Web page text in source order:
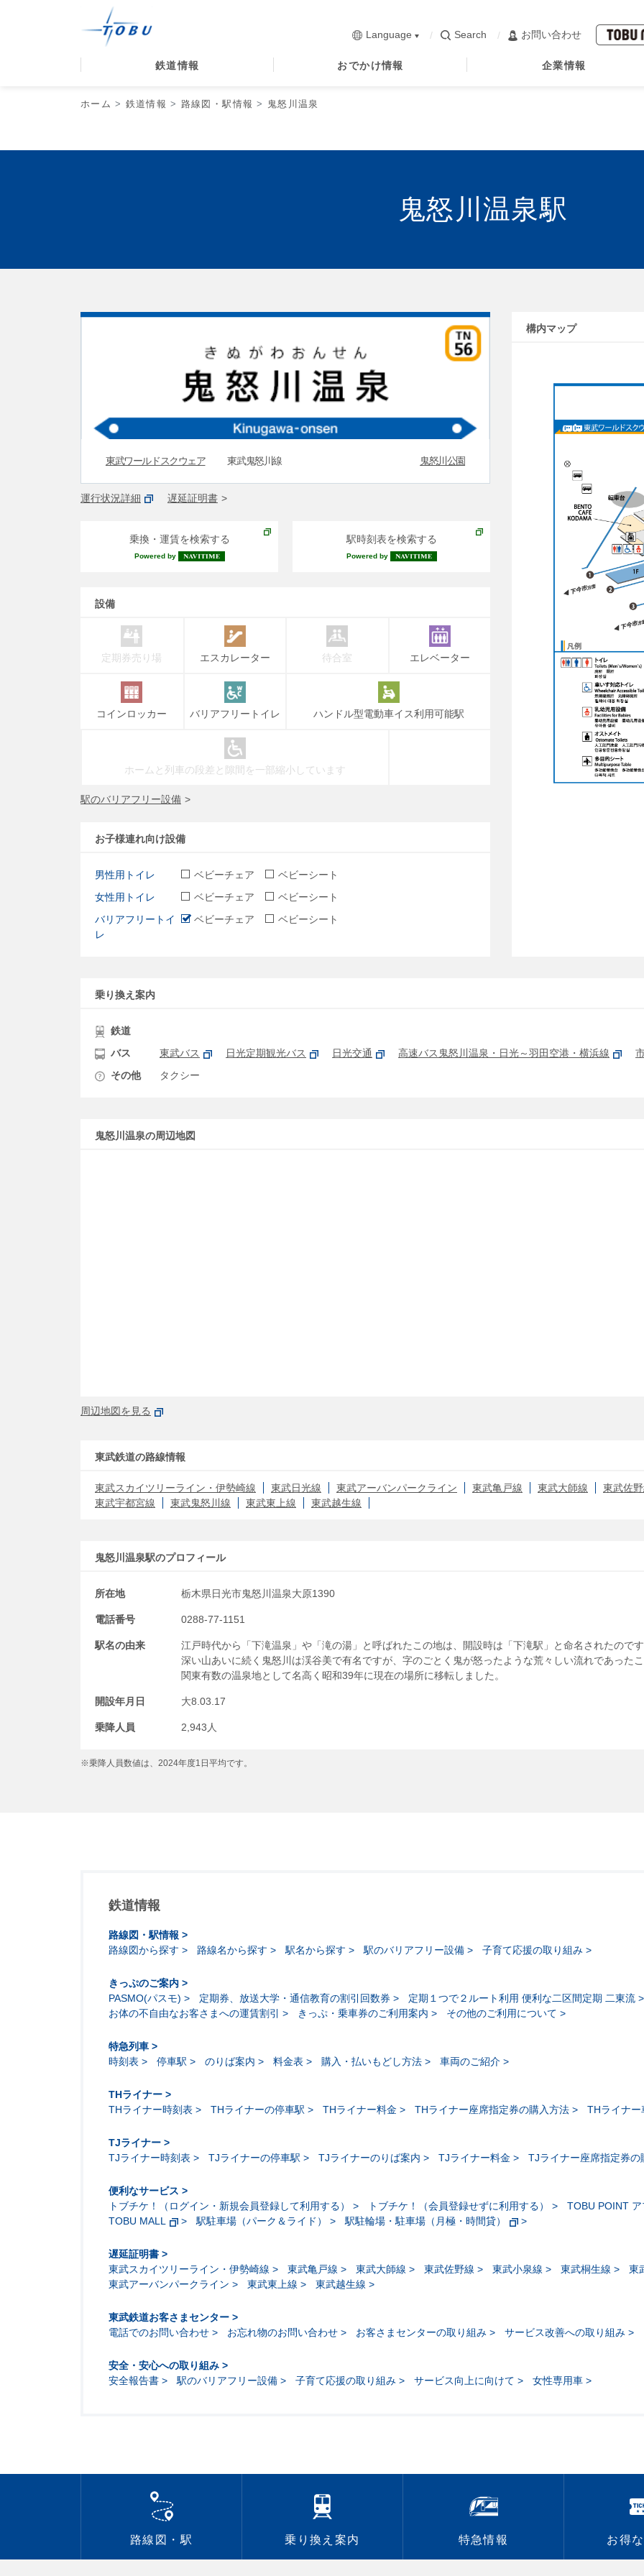
鉄道情報 おでかけ情報 企業情報
Language Search お問い合わせ
ホーム 鉄道情報 路線図・駅情報 鬼怒川温泉
鬼怒川温泉駅
東武ワールドスクウェア 東武鬼怒川線 鬼怒川公園
運行状況詳細 遅延証明書
乗換・運賃を検索する
Powered by
駅時刻表を検索する
Powered by
設備
定期券売り場 エスカレーター 待合室 エレベーター
コインロッカー バリアフリートイレ ハンドル型電動車イス利用可能駅
ホームと列車の段差と隙間を一部縮小しています
駅のバリアフリー設備
お子様連れ向け設備
男性用トイレ ベビーチェア
ベビーシート
女性用トイレ
ベビーチェア
ベビーシート
バリアフリートイ
レ
ベビーチェア ベビーシート
構内マップ
乗り換え案内
鉄道
バス
東武バス 日光定期観光バス 日光交通 高速バス鬼怒川温泉・日光～羽田空港・横浜線
その他
タクシー
鬼怒川温泉の周辺地図
周辺地図を見る
東武鉄道の路線情報
東武スカイツリーライン・伊勢崎線 東武日光線 東武アーバンパークライン 東武亀戸線 東武大師線 東武佐
東武宇都宮線
東武鬼怒川線 東武東上線 東武越生線
鬼怒川温泉駅のプロフィール
所在地 栃木県日光市鬼怒川温泉大原1390
電話番号 0288-77-1151
駅名の由来
江戸時代から「下滝温泉」や「滝の湯」と呼ばれたこの地は、開設時は「下滝駅」と命名されたので
深い山あいに続く鬼怒川は渓谷美で有名ですが、字のごとく鬼が怒ったような荒々しい流れであった
関東有数の温泉地として名高く昭和39年に現在の場所に移転しました。
開設年月日 大8.03.17
乗降人員 2,943人
※乗降人員数値は、2024年度1日平均です。
鉄道情報
路線図・駅情報
路線図から探す
路線名から探す 駅名から探す 駅のバリアフリー設備 子育て応援の取り組み
きっぷのご案内
PASMO(パスモ)
定期券、放送大学・通信教育の割引回数券 定期１つで２ルート利用 便利な二区間定期 二東流
お体の不自由なお客さまへの運賃割引
きっぷ・乗車券のご利用案内 その他のご利用について
特急列車
時刻表
停車駅 のりば案内 料金表 購入・払いもどし方法 車両のご紹介
THライナー
THライナー時刻表
THライナーの停車駅 THライナー料金 THライナー座席指定券の購入方法 THライナー
TJライナー
TJライナー時刻表
TJライナーの停車駅 TJライナーのりば案内 TJライナー料金 TJライナー座席指定券の
便利なサービス
トブチケ！（ログイン・新規会員登録して利用する）
トブチケ！（会員登録せずに利用する） TOBU POINT ア
TOBU MALL
駅駐車場（パーク＆ライド） 駅駐輪場・駐車場（月極・時間貸）
遅延証明書
東武スカイツリーライン・伊勢崎線
東武亀戸線 東武大師線 東武佐野線 東武小泉線 東武桐生線 東
東武アーバンパークライン
東武東上線 東武越生線
東武鉄道お客さまセンター
電話でのお問い合わせ
お忘れ物のお問い合わせ お客さまセンターの取り組み サービス改善への取り組み
安全・安心への取り組み
安全報告書
駅のバリアフリー設備 子育て応援の取り組み サービス向上に向けて 女性専用車
路線図・駅 乗り換え案内 特急情報 お得